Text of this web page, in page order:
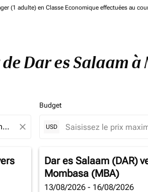
(1 adulte) en Classe Economique effectuées au
Dar es Salaam à
close
Budget
USD
Dar es Salaam (DAR)
Mombasa (MBA)
13/08/2026 - 16/08/2026